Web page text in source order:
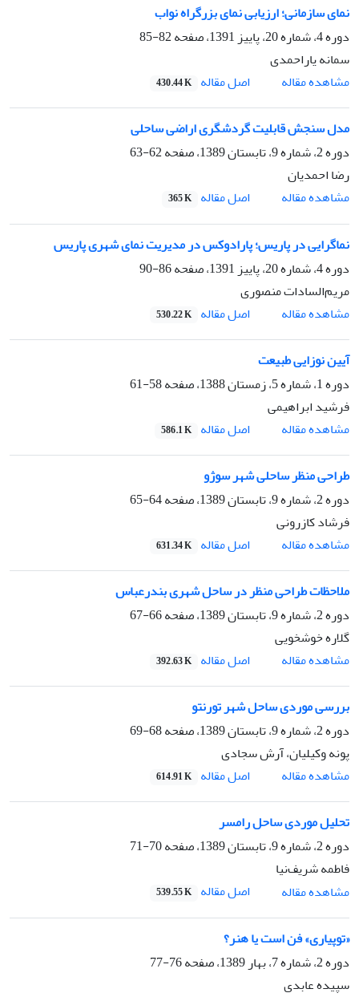
نمای سازمانی؛ ارزیابی نمای بزرگراه نواب
دوره 4، شماره 20، پاییز 1391، صفحه
82-85
سمانه یاراحمدی
مشاهده مقاله
اصل مقاله 430.44 K
مدل سنجش قابلیت گردشگری اراضی ساحلی
دوره 2، شماره 9، تابستان 1389، صفحه
62-63
رضا احمدیان
مشاهده مقاله
اصل مقاله 365 K
نماگرایی در پاریس؛ پارادوکس در مدیریت نمای شهری پاریس
دوره 4، شماره 20، پاییز 1391، صفحه
86-90
مریم‌السادات منصوری
مشاهده مقاله
اصل مقاله 530.22 K
آیین نوزایی طبیعت
دوره 1، شماره 5، زمستان 1388، صفحه
58-61
فرشید ابراهیمی
مشاهده مقاله
اصل مقاله 586.1 K
طراحی منظر ساحلی شهر سوژو
دوره 2، شماره 9، تابستان 1389، صفحه
64-65
فرشاد کازرونی
مشاهده مقاله
اصل مقاله 631.34 K
ملاحظات طراحی منظر در ساحل شهری بندرعباس
دوره 2، شماره 9، تابستان 1389، صفحه
66-67
گلاره خوشخویی
مشاهده مقاله
اصل مقاله 392.63 K
بررسی موردی ساحل شهر تورنتو
دوره 2، شماره 9، تابستان 1389، صفحه
68-69
پونه وکیلیان، آرش سجادی
مشاهده مقاله
اصل مقاله 614.91 K
تحلیل موردی ساحل رامسر
دوره 2، شماره 9، تابستان 1389، صفحه
70-71
فاطمه شریف‌نیا
مشاهده مقاله
اصل مقاله 539.55 K
«توپیاری» فن است یا هنر؟
دوره 2، شماره 7، بهار 1389، صفحه
76-77
سپیده عابدی